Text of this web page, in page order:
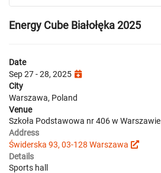
Energy Cube Białołęka 2025
Date
Sep 27 - 28, 2025
City
Warszawa, Poland
Venue
Szkoła Podstawowa nr 406 w Warszawie
Address
Świderska 93, 03-128 Warszawa
Details
Sports hall